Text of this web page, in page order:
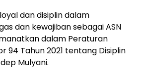
dan disiplin dalam
dan kewajiban sebagai ASN
dalam Peraturan
94 Tahun 2021 tentang Disiplin
Mulyani.